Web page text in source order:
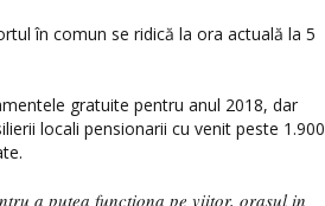
în comun se ridică la ora actuală la 5
gratuite pentru anul 2018, dar
locali pensionarii cu venit peste 1.900
a putea functiona pe viitor, orasul in